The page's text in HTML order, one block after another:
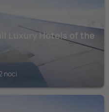
Luxury Hotels of the
noci